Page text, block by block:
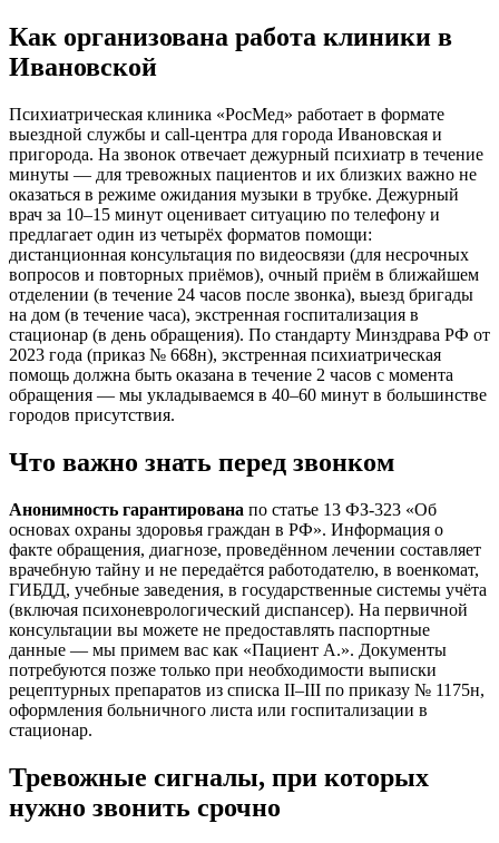
Как организована работа клиники в
Ивановской
Психиатрическая клиника «РосМед» работает в формате
выездной службы и call-центра для города Ивановская и
пригорода. На звонок отвечает дежурный психиатр в течение
минуты — для тревожных пациентов и их близких важно не
оказаться в режиме ожидания музыки в трубке. Дежурный
врач за 10–15 минут оценивает ситуацию по телефону и
предлагает один из четырёх форматов помощи:
дистанционная консультация по видеосвязи (для несрочных
вопросов и повторных приёмов), очный приём в ближайшем
отделении (в течение 24 часов после звонка), выезд бригады
на дом (в течение часа), экстренная госпитализация в
стационар (в день обращения). По стандарту Минздрава РФ от
2023 года (приказ № 668н), экстренная психиатрическая
помощь должна быть оказана в течение 2 часов с момента
обращения — мы укладываемся в 40–60 минут в большинстве
городов присутствия.
Что важно знать перед звонком
Анонимность гарантирована по статье 13 ФЗ-323 «Об
основах охраны здоровья граждан в РФ». Информация о
факте обращения, диагнозе, проведённом лечении составляет
врачебную тайну и не передаётся работодателю, в военкомат,
ГИБДД, учебные заведения, в государственные системы учёта
(включая психоневрологический диспансер). На первичной
консультации вы можете не предоставлять паспортные
данные — мы примем вас как «Пациент А.». Документы
потребуются позже только при необходимости выписки
рецептурных препаратов из списка II–III по приказу № 1175н,
оформления больничного листа или госпитализации в
стационар.
Тревожные сигналы, при которых
нужно звонить срочно